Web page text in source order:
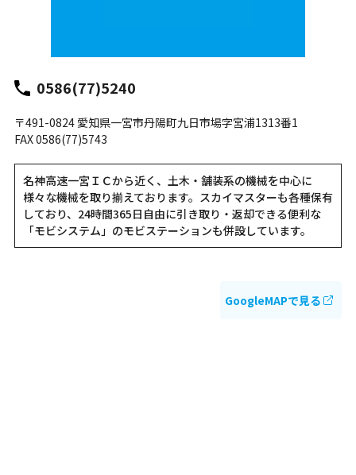
0586(77)5240
〒491-0824 愛知県一宮市丹陽町九日市場字宮浦1313番1
FAX 0586(77)5743
名神高速一宮ＩＣから近く、土木・舗装系の機械を中心に
様々な機械を取り揃えております。スカイマスターも各種保有
しており、24時間365日自由に引き取り・返却できる便利な
「モビシステム」のモビステーションも併設しています。
GoogleMAPで見る